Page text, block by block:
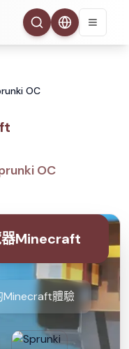
OC
OC
Minecraft
體驗